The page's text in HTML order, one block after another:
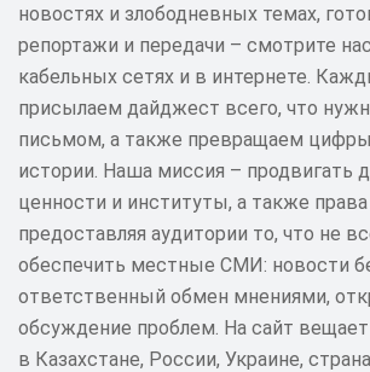
новостях и злободневных темах,
репортажи и передачи – смотрите
кабельных сетях и в интернете.
присылаем дайджест всего, что
письмом, а также превращаем
истории. Наша миссия – продвигать
ценности и институты, а также права
предоставляя аудитории то, что не
обеспечить местные СМИ: новости
ответственный обмен мнениями,
обсуждение проблем. На сайт вещает
в Казахстане, России, Украине,